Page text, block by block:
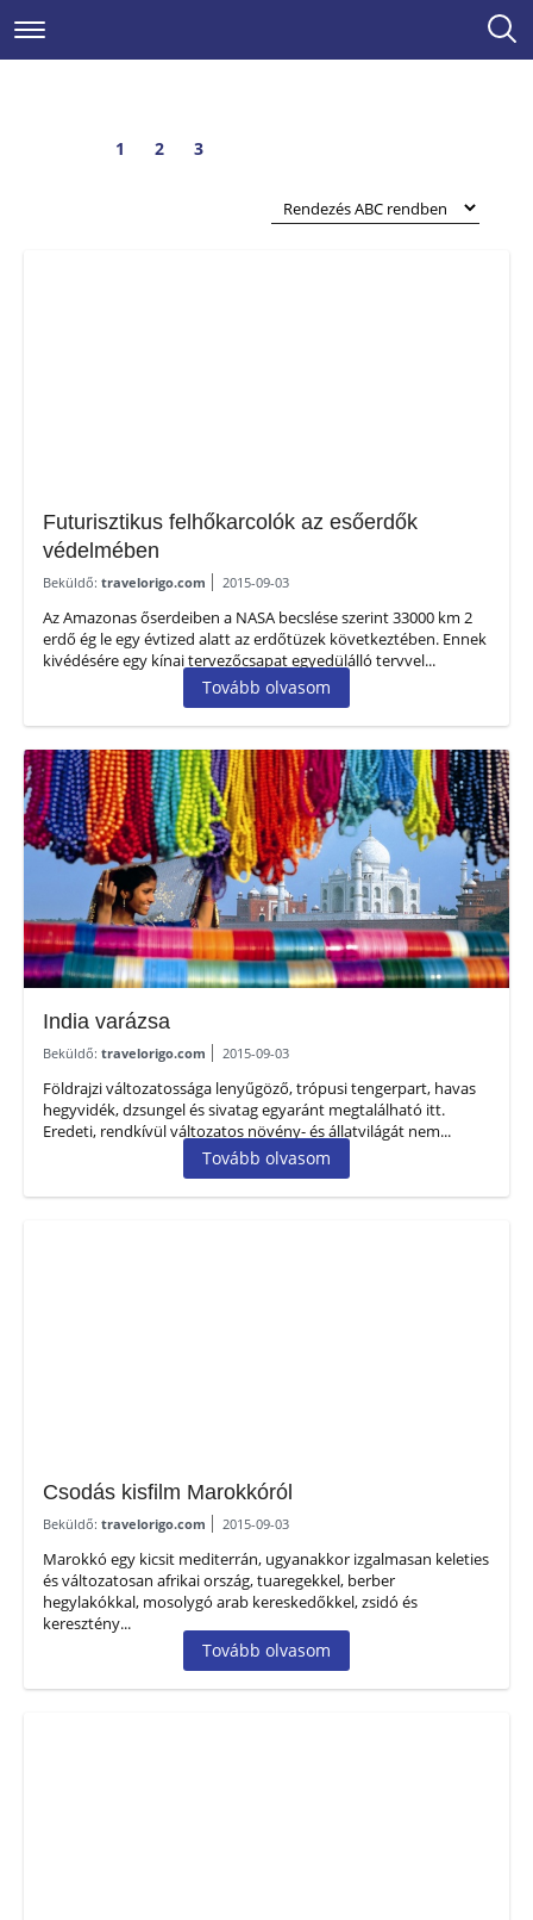
1 2 3
Futurisztikus felhőkarcolók az esőerdők
védelmében
Beküldő: travelorigo.com 2015-09-03
Az Amazonas őserdeiben a NASA becslése szerint 33000 km 2
erdő ég le egy évtized alatt az erdőtüzek következtében. Ennek
kivédésére egy kínai tervezőcsapat egyedülálló tervvel...
Tovább olvasom
India varázsa
Beküldő: travelorigo.com 2015-09-03
Földrajzi változatossága lenyűgöző, trópusi tengerpart, havas
hegyvidék, dzsungel és sivatag egyaránt megtalálható itt.
Eredeti, rendkívül változatos növény- és állatvilágát nem...
Tovább olvasom
Csodás kisfilm Marokkóról
Beküldő: travelorigo.com 2015-09-03
Marokkó egy kicsit mediterrán, ugyanakkor izgalmasan keleties
és változatosan afrikai ország, tuaregekkel, berber
hegylakókkal, mosolygó arab kereskedőkkel, zsidó és
keresztény...
Tovább olvasom